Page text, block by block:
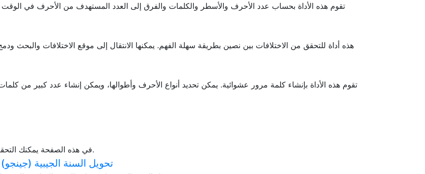
تقوم هذه الأداة بحساب عدد الأحرف والأسطر والكلمات والفرق إلى العدد المستهدف من الأحرف في الوقت
هذه أداة للتحقق من الاختلافات بين نصين بطريقة سهلة الفهم. يمكنها الانتقال إلى موقع الاختلافات والبحث
تقوم هذه الأداة بإنشاء كلمة مرور عشوائية. يمكن تحديد أنواع الأحرف وأطوالها، ويمكن إنشاء عدد كبير من
في هذه الصفحة يمكنك التحقق من الوقت الحالي وفرق التوقيت لأي منطقة زمنية.
تحويل السنة الجيبية